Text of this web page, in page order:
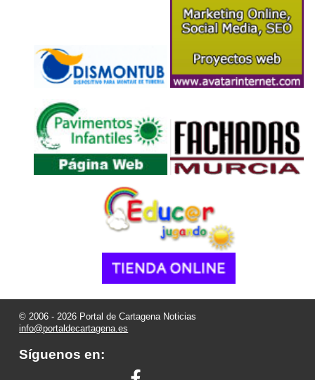
© 2006 - 2026 Portal de Cartagena Noticias
info@portaldecartagena.es
Síguenos en: